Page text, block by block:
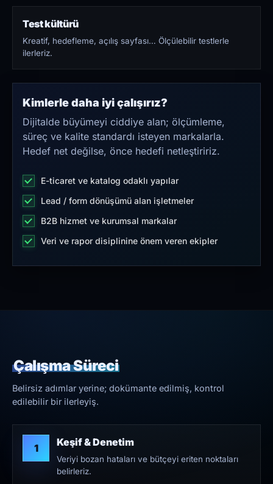
Test kültürü
Kreatif, hedefleme, açılış sayfası… Ölçülebilir testlerle
ilerleriz.
Kimlerle daha iyi çalışırız?
Dijitalde büyümeyi ciddiye alan; ölçümleme,
süreç ve kalite standardı isteyen markalarla.
Hedef net değilse, önce hedefi netleştiririz.
E-ticaret ve katalog odaklı yapılar
Lead / form dönüşümü alan işletmeler
B2B hizmet ve kurumsal markalar
Veri ve rapor disiplinine önem veren ekipler
Çalışma Süreci
Belirsiz adımlar yerine; dokümante edilmiş, kontrol
edilebilir bir ilerleyiş.
1 Keşif & Denetim
Veriyi bozan hataları ve bütçeyi eriten noktaları
belirleriz.